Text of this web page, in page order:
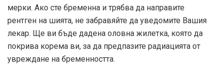
мерки. Ако сте бременна и трябва да направите
рентген на шията, не забравяйте да уведомите Вашия
лекар. Ще ви бъде дадена оловна жилетка, която да
покрива корема ви, за да предпазите радиацията от
увреждане на бременността.